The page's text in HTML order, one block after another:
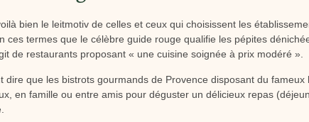
bien le leitmotiv de celles et ceux qui choisissent les
ces termes que le célèbre guide rouge qualifie les pépites
de restaurants proposant « une cuisine soignée à prix modéré ».
dire que les bistrots gourmands de Provence disposant du fameux
en famille ou entre amis pour déguster un délicieux repas